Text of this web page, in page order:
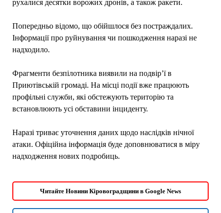
рухалися десятки ворожих дронів, а також ракети.
Попередньо відомо, що обійшлося без постраждалих.
Інформації про руйнування чи пошкодження наразі не
надходило.
Фрагменти безпілотника виявили на подвір’ї в
Приютівській громаді. На місці події вже працюють
профільні служби, які обстежують територію та
встановлюють усі обставини інциденту.
Наразі триває уточнення даних щодо наслідків нічної
атаки. Офіційна інформація буде доповнюватися в міру
надходження нових подробиць.
Читайте Новини Кіровоградщини в Google News